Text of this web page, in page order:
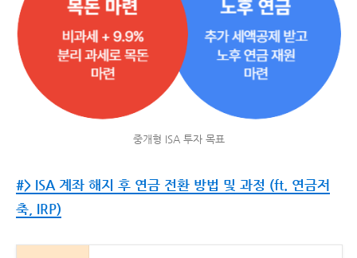
중개형 ISA 투자 목표
#> ISA 계좌 해지 후 연금 전환 방법 및 과정 (ft. 연금저
축, IRP)